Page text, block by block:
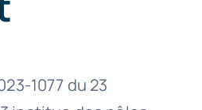
1077 du 23